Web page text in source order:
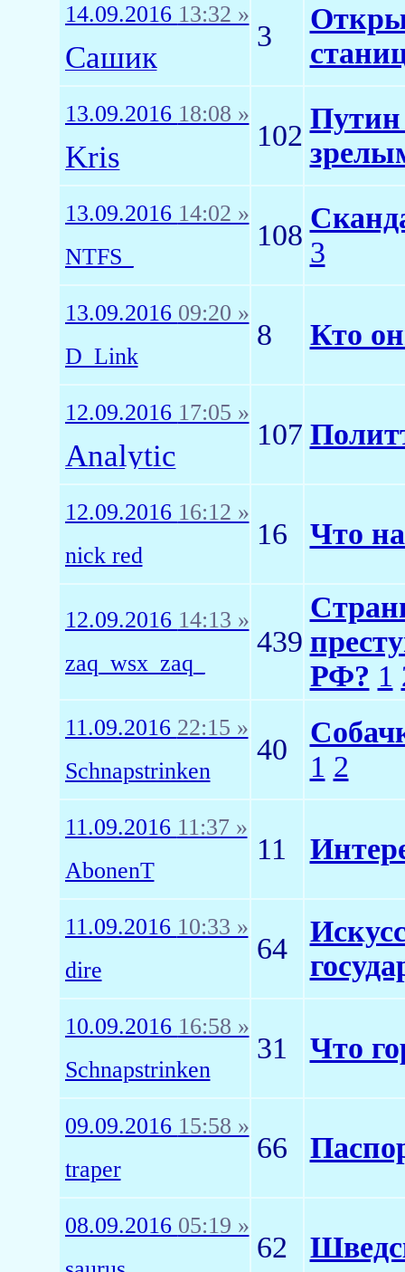
14.09.2016 13:32 »
Сашик
3
13.09.2016 18:08 »
Kris
102
Путин
13.09.2016 14:02 »
NTFS_
108
3
13.09.2016 09:20 »
D_Link
8 Кто
12.09.2016 17:05 »
Analytic
107
12.09.2016 16:12 »
nick red
16 Что
12.09.2016 14:13 »
zaq_wsx_zaq_
439
РФ? 1
11.09.2016 22:15 »
Schnapstrinken
40
1 2
11.09.2016 11:37 »
AbonenT
11
11.09.2016 10:33 »
dire
64
10.09.2016 16:58 »
Schnapstrinken
31 Что
09.09.2016 15:58 »
traper
66
08.09.2016 05:19 »
62